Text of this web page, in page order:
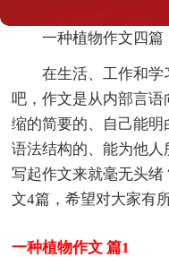
一种植物作文四篇
在生活、工作和
吧，作文是从内部言
缩的简要的、自己能
语法结构的、能为他人
写起作文来就毫无头
文4篇，希望对大家有
一种植物作文 篇1